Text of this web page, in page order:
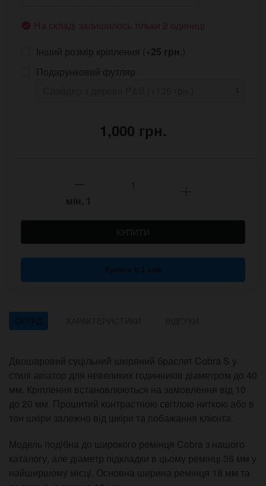
На складі залишилось тільки 2 одиниці
Інший розмір кріплення (+25 грн.)
Подарунковий футляр
1,000 грн.
мін. 1
КУПИТИ
Купити в 1 клік
ОГЛЯД
Двошаровий суцільний шкіряний браслет Cobra S у
стилі авіатор для невеликих годинників діаметром до 40
мм. Кріплення встановлюються на замовлення від 10
до 20 мм. Прошитий контрастною світлою ниткою або в
тон шкіри залежно від шкіри та побажання клієнта.
Модель подібна до широкого ремінця Cobra з нашого
каталогу, але діаметр підкладки в цьому ремінці 36 мм у
найширшому місці. Основна ширина ремінця 18 мм та